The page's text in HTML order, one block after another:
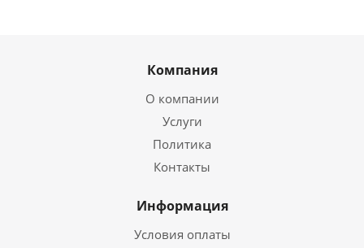
Компания
О компании
Услуги
Политика
Контакты
Информация
Условия оплаты